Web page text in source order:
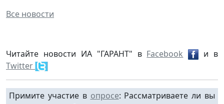
Все новости
Читайте новости ИА "ГАРАНТ" в Facebook
и в
Twitter
Примите участие в опросе: Рассматриваете ли вы